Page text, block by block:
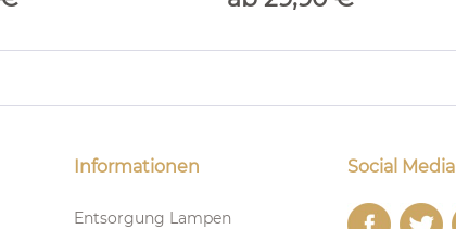
Informationen
Entsorgung Lampen
Social Media